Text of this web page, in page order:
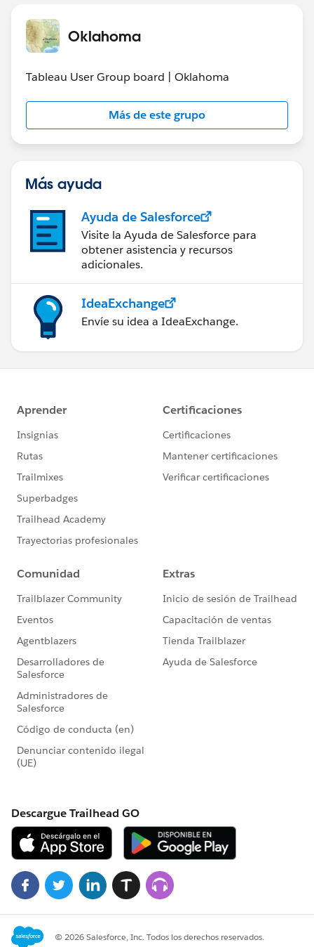
Oklahoma
Tableau User Group board | Oklahoma
Más de este grupo
Más ayuda
Ayuda de Salesforce
Visite la Ayuda de Salesforce para
obtener asistencia y recursos
adicionales.
IdeaExchange
Envíe su idea a IdeaExchange.